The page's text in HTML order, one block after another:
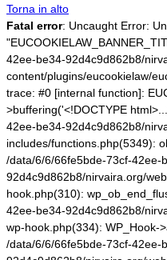
Torna in alto
Fatal error: Uncaught Error:
42ee-be34-92d4c9d862b8/
content/plugins/eucookielaw/
trace: #0 [internal function]:
>buffering('<!DOCTYPE
42ee-be34-92d4c9d862b8/
includes/functions.php(5349):
/data/6/6/66fe5bde-73cf-42ee-
92d4c9d862b8/nirvaira.org/
hook.php(310):
42ee-be34-92d4c9d862b8/
wp-hook.php(334): WP_Hook-
/data/6/6/66fe5bde-73cf-42ee-